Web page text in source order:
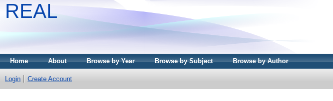
REAL
Home About Browse by Year Browse by Subject Browse by Author
Login Create Account